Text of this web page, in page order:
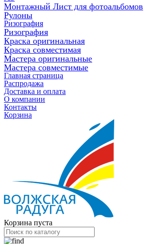
Монтажный Лист для фотоальбомов
Рулоны
Ризография
Ризография
Краска оригинальная
Краска совместимая
Мастера оригинальные
Мастера совместимые
Главная страница
Распродажа
Доставка и оплата
О компании
Контакты
Корзина
Корзина пуста